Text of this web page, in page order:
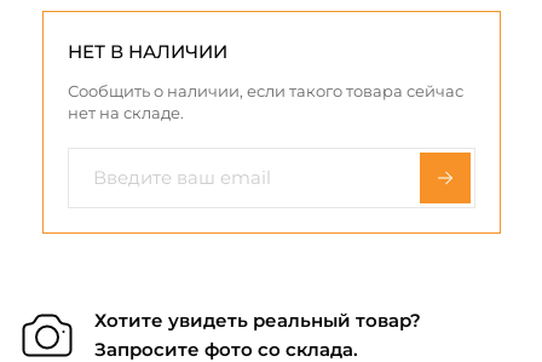
НЕТ В НАЛИЧИИ
Сообщить о наличии, если такого товара сейчас
нет на складе.
Хотите увидеть реальный товар?
Запросите фото со склада.